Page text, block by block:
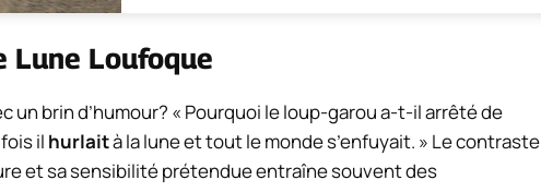
Lune Loufoque
un brin d’humour? « Pourquoi le loup-garou a-t-il arrêté de
il hurlaità la lune et tout le monde s’enfuyait. » Le contraste
et sa sensibilité prétendue entraîne souvent des